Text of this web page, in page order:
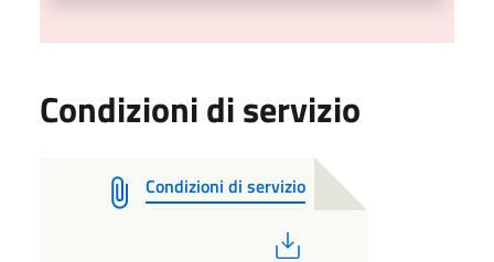
Condizioni di servizio
Condizioni di servizio